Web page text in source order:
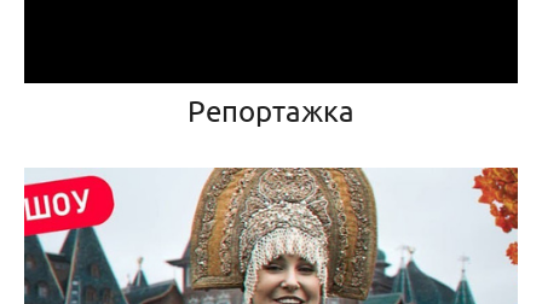
Репортажка